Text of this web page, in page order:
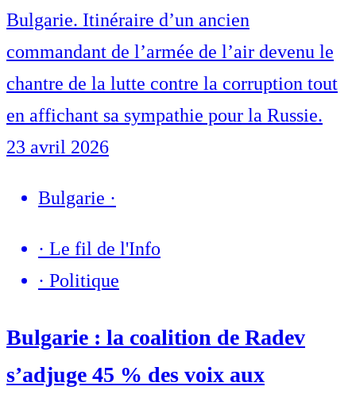
Bulgarie. Itinéraire d’un ancien
commandant de l’armée de l’air devenu le
chantre de la lutte contre la corruption tout
en affichant sa sympathie pour la Russie.
23 avril 2026
Bulgarie ·
· Le fil de l'Info
· Politique
Bulgarie : la coalition de Radev
s’adjuge 45 % des voix aux